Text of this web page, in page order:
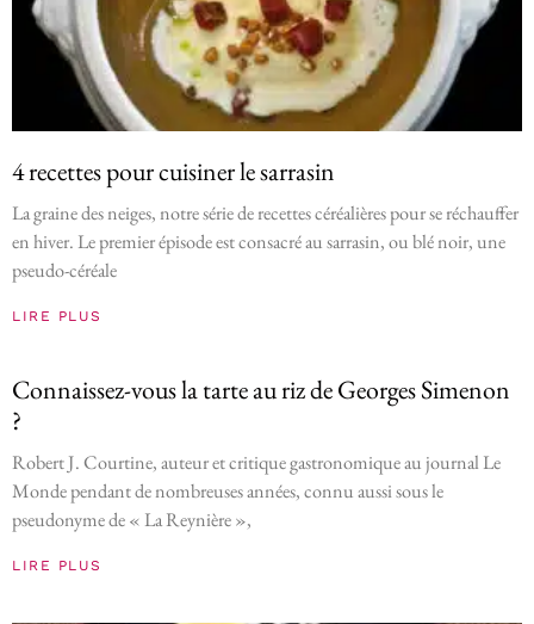
4 recettes pour cuisiner le sarrasin
La graine des neiges, notre série de recettes céréalières pour se réchauffer
en hiver. Le premier épisode est consacré au sarrasin, ou blé noir, une
pseudo-céréale
LIRE PLUS
Connaissez-vous la tarte au riz de Georges Simenon
?
Robert J. Courtine, auteur et critique gastronomique au journal Le
Monde pendant de nombreuses années, connu aussi sous le
pseudonyme de « La Reynière »,
LIRE PLUS